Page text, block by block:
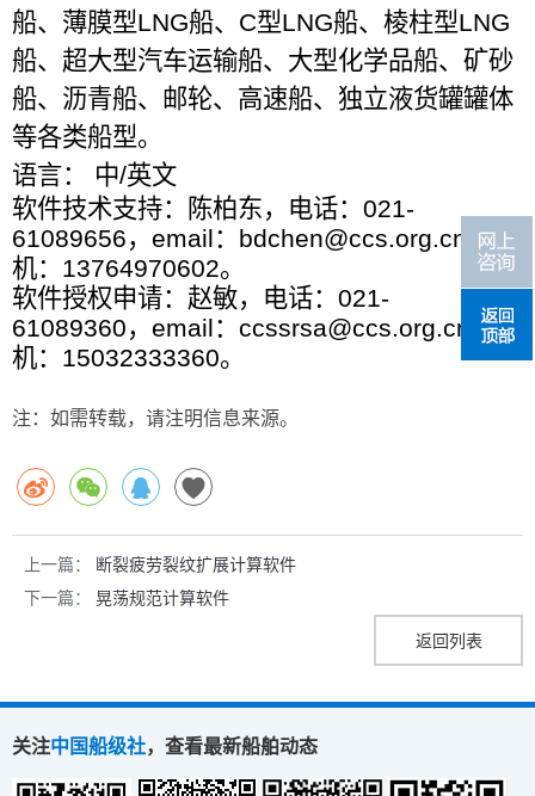
船、薄膜型LNG船、 C型LNG船、棱柱型LNG
船、超大型汽车运输船、大型化学品船、矿砂
船、沥青船、邮轮、高速船、独立液货罐罐体
等各类船型。
语言： 中/英文
软件技术支持：陈柏东，电话：021-
61089656，email：bdchen@ccs.org.cn 手
机：13764970602。
软件授权申请：赵敏，电话：021-
61089360，email：ccssrsa@ccs.org.cn 手
机：15032333360。
注：如需转载，请注明信息来源。
上一篇：
断裂疲劳裂纹扩展计算软件
下一篇：
晃荡规范计算软件
返回列表
关注中国船级社，查看最新船舶动态